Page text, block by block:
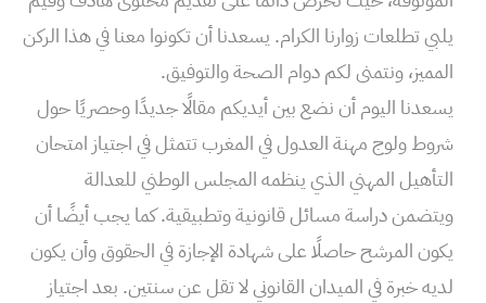
يلبي تطلعات زوارنا الكرام. يسعدنا أن تكونوا معنا في هذا الركن
المميز، ونتمنى لكم دوام الصحة والتوفيق.
يسعدنا اليوم أن نضع بين أيديكم مقالًا جديدًا وحصريًا حول
شروط ولوج مهنة العدول في المغرب تتمثل في اجتياز امتحان
التأهيل المهني الذي ينظمه المجلس الوطني للعدالة
ويتضمن دراسة مسائل قانونية وتطبيقية. كما يجب أيضًا أن
يكون المرشح حاصلًا على شهادة الإجازة في الحقوق وأن يكون
لديه خبرة في الميدان القانوني لا تقل عن سنتين. بعد اجتياز